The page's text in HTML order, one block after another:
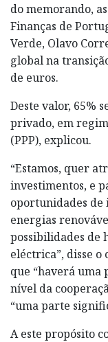
do memorando,
Finanças de
Verde, Olavo
global na
de euros.
Deste valor, 65%
privado, em
(PPP), explicou.
“Estamos, quer
investimentos, e
oportunidades de
energias
possibilidades de
eléctrica”, disse
que “haverá uma
nível da
“uma parte
A este propósito